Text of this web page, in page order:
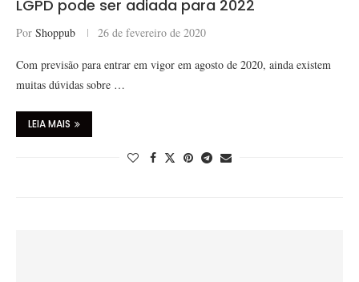
LGPD pode ser adiada para 2022
Por Shoppub 26 de fevereiro de 2020
Com previsão para entrar em vigor em agosto de 2020, ainda existem
muitas dúvidas sobre …
LEIA MAIS